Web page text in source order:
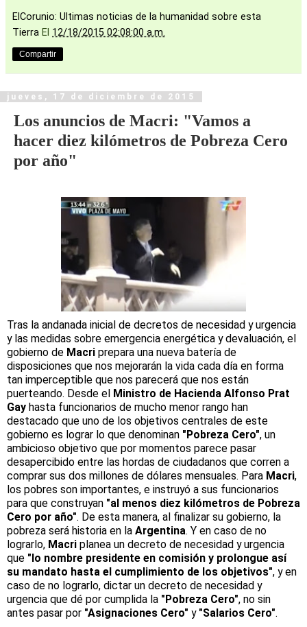
ElCorunio: Ultimas noticias de la humanidad sobre esta
Tierra El 12/18/2015 02:08:00 a.m.
Compartir
jueves, 17 de diciembre de 2015
Los anuncios de Macri: "Vamos a
hacer diez kilómetros de Pobreza Cero
por año"
Tras la andanada inicial de decretos de necesidad y urgencia
y las medidas sobre emergencia energética y devaluación, el
gobierno de Macri prepara una nueva batería de
disposiciones que nos mejorarán la vida cada día en forma
tan imperceptible que nos parecerá que nos están
puerteando. Desde el Ministro de Hacienda Alfonso Prat
Gay hasta funcionarios de mucho menor rango han
destacado que uno de los objetivos centrales de este
gobierno es lograr lo que denominan "Pobreza Cero", un
ambicioso objetivo que por momentos parece pasar
desapercibido entre las hordas de ciudadanos que corren a
comprar sus dos millones de dólares mensuales. Para Macri,
los pobres son importantes, e instruyó a sus funcionarios
para que construyan "al menos diez kilómetros de Pobreza
Cero por año". De esta manera, al finalizar su gobierno, la
pobreza será historia en la Argentina. Y en caso de no
lograrlo, Macri planea un decreto de necesidad y urgencia
que "lo nombre presidente en comisión y prolongue así
su mandato hasta el cumplimiento de los objetivos", y en
caso de no lograrlo, dictar un decreto de necesidad y
urgencia que dé por cumplida la "Pobreza Cero", no sin
antes pasar por "Asignaciones Cero" y "Salarios Cero".